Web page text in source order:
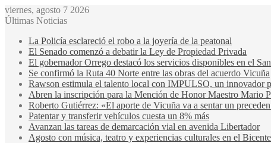
viernes, agosto 7 2026
Últimas Noticias
La Policía esclareció el robo a la joyería de la peatonal
El Senado comenzó a debatir la Ley de Propiedad Privada
El gobernador Orrego destacó los servicios disponibles en el
Se confirmó la Ruta 40 Norte entre las obras del acuerdo Vicuña
Rawson estimula el talento local con IMPULSO, un innovador
Abren la inscripción para la Mención de Honor Maestro Mario
Roberto Gutiérrez: «El aporte de Vicuña va a sentar un
Patentar y transferir vehículos cuesta un 8% más
Avanzan las tareas de demarcación vial en avenida Libertador
Agosto con música, teatro y experiencias culturales en el